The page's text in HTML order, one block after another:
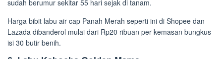
sudah berumur sekitar 55 hari sejak di tanam.
Harga bibit labu air cap Panah Merah seperti ini di Shopee dan
Lazada dibanderol mulai dari Rp20 ribuan per kemasan bungkus
isi 30 butir benih.